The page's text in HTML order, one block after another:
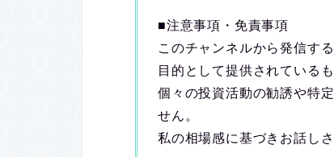
■注意事項・免責事項
このチャンネルから発信す
目的として提供されている
個々の投資活動の勧誘や特
せん。
私の相場感に基づきお話し